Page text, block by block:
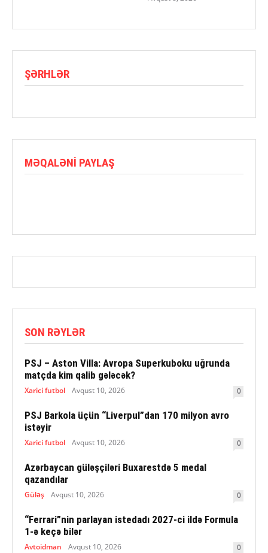
ŞƏRHLƏR
MƏQALƏNI PAYLAŞ
SON RƏYLƏR
PSJ – Aston Villa: Avropa Superkuboku uğrunda
matçda kim qalib gələcək?
Xarici futbol Avqust 10, 2026 0
PSJ Barkola üçün “Liverpul”dan 170 milyon avro
istəyir
Xarici futbol Avqust 10, 2026 0
Azərbaycan güləşçiləri Buxarestdə 5 medal
qazandılar
Güləş Avqust 10, 2026 0
“Ferrari”nin parlayan istedadı 2027-ci ildə Formula
1-ə keçə bilər
Avtoidman Avqust 10, 2026 0